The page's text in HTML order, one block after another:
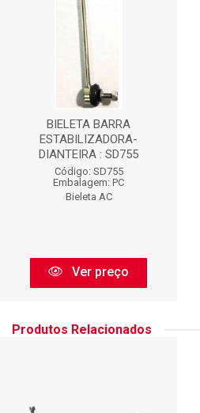
BIELETA BARRA
ESTABILIZADORA-
DIANTEIRA : SD755
Código: SD755
Embalagem: PC
Bieleta AC
Ver preço
Produtos Relacionados